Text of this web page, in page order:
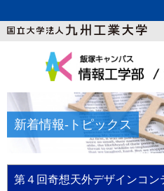
新着情報-トピックス
第４回奇想天外デザインコン